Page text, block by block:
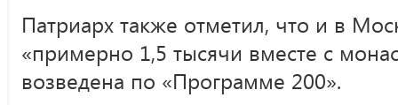
Патриарх также отметил, что и в
«примерно 1,5 тысячи вместе с
возведена по «Программе 200».